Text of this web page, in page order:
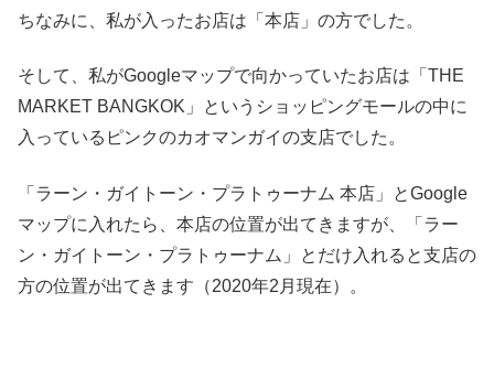
ちなみに、私が入ったお店は「本店」の方でした。
そして、私がGoogleマップで向かっていたお店は「THE
MARKET BANGKOK」というショッピングモールの中に
入っているピンクのカオマンガイの支店でした。
「ラーン・ガイトーン・プラトゥーナム 本店」とGoogle
マップに入れたら、本店の位置が出てきますが、「ラー
ン・ガイトーン・プラトゥーナム」とだけ入れると支店の
方の位置が出てきます（2020年2月現在）。